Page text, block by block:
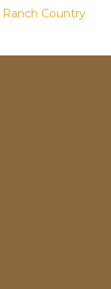
Ranch Country